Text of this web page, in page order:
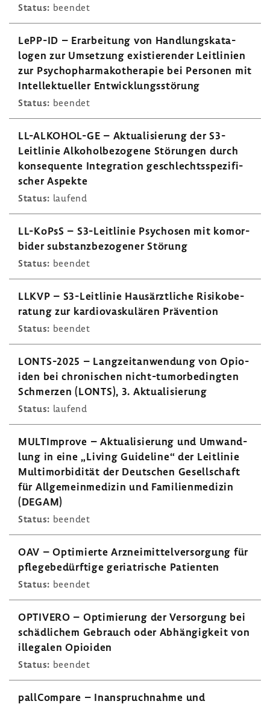
Status: beendet
LePP-ID – Erar­bei­tung von Hand­lungs­ka­ta­
logen zur Umset­zung exis­tie­render Leit­li­nien
zur Psycho­phar­ma­ko­the­rapie bei Personen mit
Intel­lek­tu­eller Entwick­lungs­stö­rung
Status: beendet
LL-​ALKOHOL-GE – Aktua­li­sie­rung der S3-​
Leitlinie Alko­hol­be­zo­gene Störungen durch
konse­quente Inte­gra­tion geschlechts­spe­zi­fi­
scher Aspekte
Status: laufend
LL-​KoPsS – S3-​Leitlinie Psychosen mit komor­
bider substanz­be­zo­gener Störung
Status: beendet
LLKVP – S3-​Leitlinie Haus­ärzt­liche Risi­k­o­be­
ra­tung zur kardio­vas­ku­lären Präven­tion
Status: beendet
LONTS-​2025 – Lang­zeit­an­wen­dung von Opio­
iden bei chro­ni­schen nicht-​tumorbedingten
Schmerzen (LONTS), 3. Aktua­li­sie­rung
Status: laufend
MULT­Im­prove – Aktua­li­sie­rung und Umwand­
lung in eine „Living Guide­line“ der Leit­linie
Multi­mor­bi­dität der Deut­schen Gesell­schaft
für Allge­mein­me­dizin und Fami­li­en­me­dizin
(DEGAM)
Status: beendet
OAV – Opti­mierte Arznei­mit­tel­ver­sor­gung für
pfle­ge­be­dürf­tige geria­tri­sche Pati­enten
Status: beendet
OPTI­VERO – Opti­mie­rung der Versor­gung bei
schäd­li­chem Gebrauch oder Abhän­gig­keit von
ille­galen Opio­iden
Status: beendet
pall­Com­pare – Inan­spruch­nahme und